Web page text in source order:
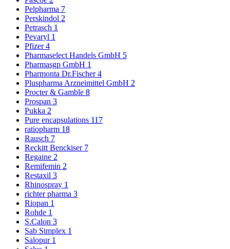
Pelpharma 7
Perskindol 2
Petrasch 1
Pevaryl 1
Pfizer4
Pharmaselect Handels GmbH 5
Pharmasgp GmbH 1
Pharmonta Dr.Fischer4
Pluspharma Arzneimittel GmbH 2
Procter & Gamble 8
Prospan 3
Pukka 2
Pure encapsulations 117
ratiopharm 18
Rausch 7
Reckitt Benckiser 7
Regaine 2
Remifemin 2
Restaxil 3
Rhinospray 1
richter pharma 3
Riopan 1
Rohde 1
S.Calon 3
Sab Simplex 1
Salopur 1